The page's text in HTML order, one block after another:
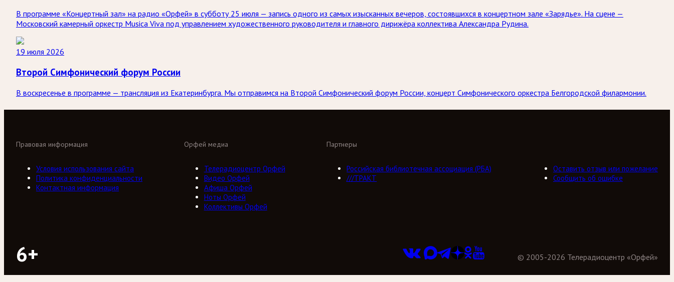
В программе «Концертный зал» на радио «Орфей» в субботу 25 июля — запись одного из самых изысканных вечеров, состоявшихся в концертном зале «Зарядье». На сцене —
Московский камерный оркестр Musica Viva под управлением художественного руководителя и главного дирижёра коллектива Александра Рудина.
19 июля 2026
Второй Симфонический форум России
В воскресенье в программе — трансляция из Екатеринбурга. Мы отправимся на Второй Симфонический форум России, концерт Симфонического оркестра Белгородской филармонии.
Орфей медиа
Телерадиоцентр Орфей
Видео Орфей
Афиша Орфей
Ноты Орфей
Коллективы Орфей
Партнеры
Российская библиотечная ассоциация (РБА)
///ТРАКТ
Правовая информация
Условия использования сайта
Политика конфиденциальности
Контактная информация
Оставить отзыв или пожелание
Сообщить об ошибке
6+ © 2005-2026 Телерадиоцентр «Орфей»